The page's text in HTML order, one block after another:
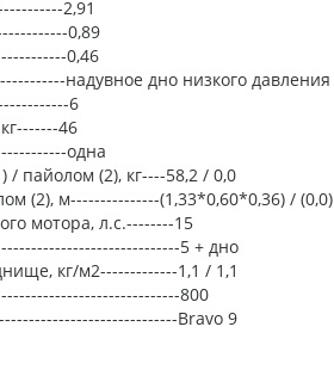
2,91
0,89
0,46
надувное дно низкого давления
6
46
одна
/ пайолом (2), кг----58,2 / 0,0
(2), м---------------(1,33*0,60*0,36) / (0,0)
мотора, л.с.--------15
5 + дно
кг/м2-------------1,1 / 1,1
800
Bravo 9